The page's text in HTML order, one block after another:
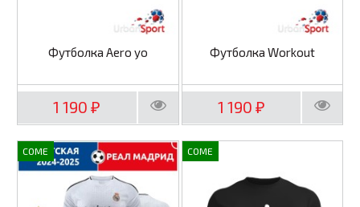
Футболка Aero yo
1 190₽
Футболка Workout
1 190 ₽
COME COME